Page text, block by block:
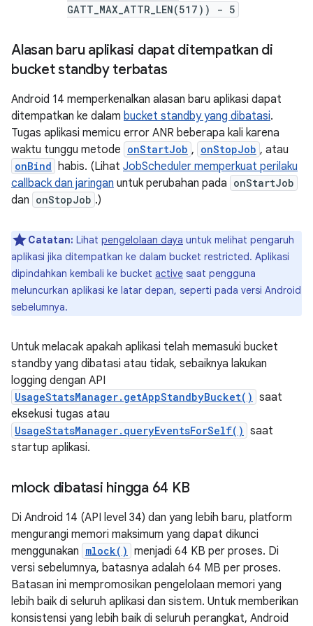
GATT_MAX_ATTR_LEN(517)) - 5
Alasan baru aplikasi dapat ditempatkan di
bucket standby terbatas
Android 14 memperkenalkan alasan baru aplikasi dapat
ditempatkan ke dalam bucket standby yang dibatasi.
Tugas aplikasi memicu error ANR beberapa kali karena
waktu tunggu metode onStartJob , onStopJob , atau
onBind habis. (Lihat JobScheduler memperkuat perilaku
callback dan jaringan untuk perubahan pada onStartJob
dan onStopJob .)
Catatan: Lihat pengelolaan daya untuk melihat pengaruh
aplikasi jika ditempatkan ke dalam bucket restricted. Aplikasi
dipindahkan kembali ke bucket active saat pengguna
meluncurkan aplikasi ke latar depan, seperti pada versi Android
sebelumnya.
Untuk melacak apakah aplikasi telah memasuki bucket
standby yang dibatasi atau tidak, sebaiknya lakukan
logging dengan API
UsageStatsManager.getAppStandbyBucket() saat
eksekusi tugas atau
UsageStatsManager.queryEventsForSelf() saat
startup aplikasi.
mlock dibatasi hingga 64 KB
Di Android 14 (API level 34) dan yang lebih baru, platform
mengurangi memori maksimum yang dapat dikunci
menggunakan mlock() menjadi 64 KB per proses. Di
versi sebelumnya, batasnya adalah 64 MB per proses.
Batasan ini mempromosikan pengelolaan memori yang
lebih baik di seluruh aplikasi dan sistem. Untuk memberikan
konsistensi yang lebih baik di seluruh perangkat, Android